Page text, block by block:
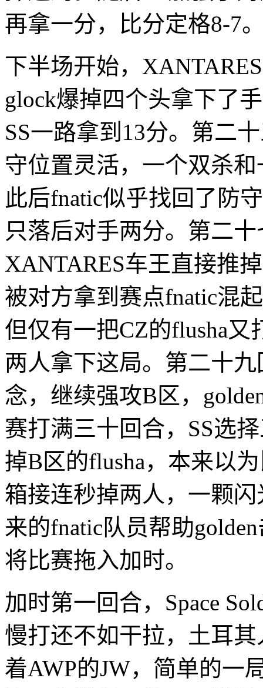
再拿一分，比分定格8-7
下半场开始，
glock爆掉四个头拿下了
SS一路拿到13分。第二
守位置灵活，一个双杀
此后fnatic似乎找回了防
只落后对手两分。第二
XANTARES车王直接推
被对方拿到赛点fnatic混
但仅有一把CZ的flusha
两人拿下这局。第二十
念，继续强攻B区，
赛打满三十回合，SS选
掉B区的flusha，本来以
箱接连秒掉两人，一颗
来的fnatic队员帮助
将比赛拖入加时。
加时第一回合，Space
慢打还不如干拉，土耳
着AWP的JW，简单的一